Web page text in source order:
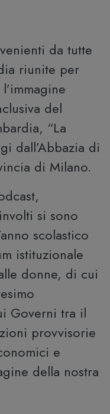
da tutte
riunite per
del
“La
dall’Abbazia di
di Milano.
si sono
scolastico
istituzionale
donne, di cui
Governi tra il
provvisorie
e
della nostra